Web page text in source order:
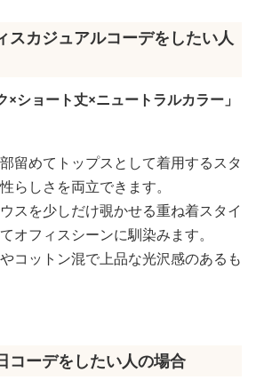
スカジュアルコーデをしたい人
×ショート丈×ニュートラルカラー」
留めてトップスとして着用するスタ
らしさを両立できます。
スを少しだけ覗かせる重ね着スタイ
オフィスシーンに馴染みます。
コットン混で上品な光沢感のあるも
コーデをしたい人の場合